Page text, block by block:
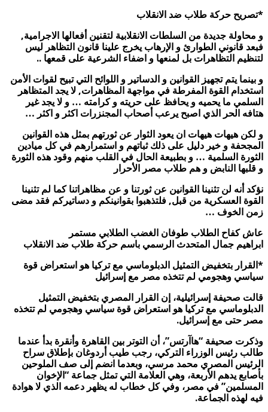
*تصريح حركة طلاب ضد الانقلاب
و محاولة جديدة من السلطات الانقلابية لتقنين أفعالها الاجرامية,
فبعد قانوني الطوارئ و الإرهاب يخرج علينا قانون التظاهر ليس
لتنظيم التظاهرات بل لمنعها و اضفاء الشرعية على قمعها ..
و بينما يتم تجهيز القوانين و الدساتير و اللوائح التي تبيح لقوات الأمن
استخدام القوة المفرطة في مواجهة المظاهرات, لا يجد المتظاهر
السلمي ما يحميه و يحافظ على حريته و كرامته … و لا يجد غير
هتافه الحر الذي اصبح يرعب أصحاب المجنزرات اكثر و اكثر …
و لكن هيهات هيهات ان يعود الثوار عن ثورتهم بمثل هذه القوانين
المجحفة و خير دليل على ذلك ثباتهم و استمرارهم في كل ميادين
الثورة السلمية … و بطبيعة الحال في القلب منهم وقود هذه الثورة
و قلبها النابض و هم طلاب مصر الأحرار
نؤكد أنه لن تثنينا القوانين عن ثورتنا و عن مظاهراتنا كما لم تثنينا
القوة العسكرية من قبل, فلتذهبوا بقوانينكم و دساتيركم فقد مضى
زمن الخوف …
عاش كفاح الطلاب طوفان الغضب الطلابي مستمر
ابراهيم جمال المتحدث الرسمي باسم حركة طلاب ضد الانقلاب
*القرار بتخفيض التمثيل الدبلوماسي مع تركيا هو استعراض قوة
سياسي وهجومي لم تتخذه مصر مع إسرائيل
قالت صحيفة إسرائيلية، إن القرار المصري بتخفيض التمثيل
الدبلوماسي مع تركيا هو استعراض قوة سياسي وهجومي لم تتخذه
مصر حتى مع إسرائيل.
وذكرت صحيفة “هاآرتس”، أن التوتر بين القاهرة وأنقرة بدأ عندما
طالب رئيس الوزراء التركي، رجب طيب أردوغان بإطلاق سراح
الرئيس المصري محمد مرسي، وبعدما انضم إلى صف الملوحين
بأصابع يدهم الأربعة، وهي العلامة التي تمثل جماعة “الإخوان
المسلمين” في مصر، وفي كل خطاب له يظهر دعمه الذي لا هوادة
فيه لهذه الجماعة.